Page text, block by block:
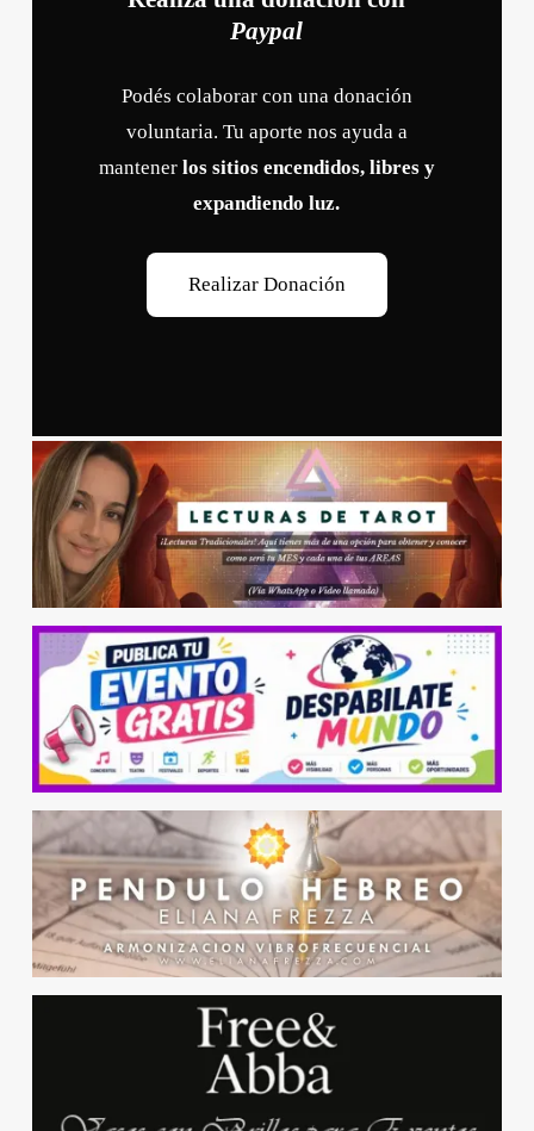
Paypal
Podés colaborar con una donación
voluntaria. Tu aporte nos ayuda a
mantener los sitios encendidos, libres y
expandiendo luz.
Realizar Donación